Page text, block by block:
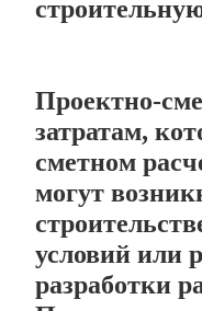
Проектно-
затратам,
сметном
могут
условий или
разработки